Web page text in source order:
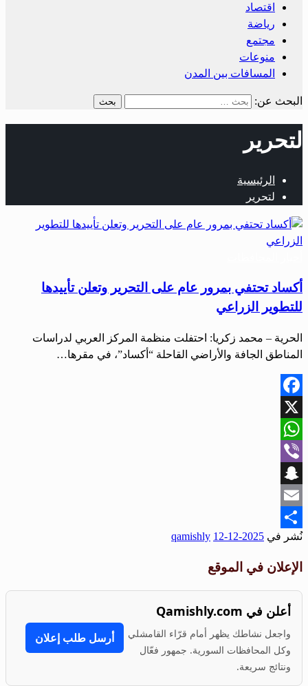
اقتصاد
رياضة
مجتمع
منوعات
المسافات بين المدن
البحث عن:
لتحرير
الرئيسية
لتحرير
أكساد تحتفي بمرور عام على التحرير وتعلن تأييدها
للتطوير الزراعي
الحرية – محمد زكريا: احتفلت منظمة المركز العربي لدراسات
المناطق الجافة والأراضي القاحلة “أكساد”، في مقرها…
Facebook
X
WhatsApp
Viber
Snapchat
Email
Share
نُشر في 2025-12-12
qamishly
الإعلان في الموقع
أعلن في Qamishly.com
واجعل نشاطك يظهر أمام قرّاء القامشلي
وكل المحافظات السورية. جمهور فعّال
ونتائج سريعة.
أرسل طلب إعلان